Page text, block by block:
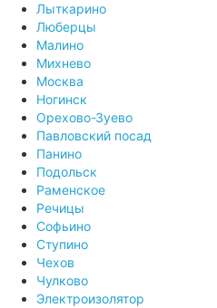
Лыткарино
Люберцы
Малино
Михнево
Москва
Ногинск
Орехово-Зуево
Павловский посад
Панино
Подольск
Раменское
Речицы
Софьино
Ступино
Чехов
Чулково
Электроизолятор